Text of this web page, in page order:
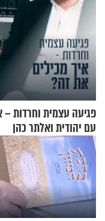
פגיעה עצמית וחרדות –
עם יהודית ואלתר כהן